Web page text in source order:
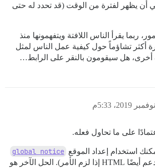
يظهر لفترة من الوقت (قد تحدد له حتى
ربما يقرأ الناس اللافتة ويتفهمونها منذ
أكثر تشاؤماً حول كيفية عمل الناس لمثل
أخرى، هل سيقومون بالنقر على الرابط…
على ما تحاول فعله.
استخدام إعداد الموقع global notice
لإنشاء لافتة نصية (يدعم أيضًا HTML إذا لزم الأمر). الحل الآخر هو